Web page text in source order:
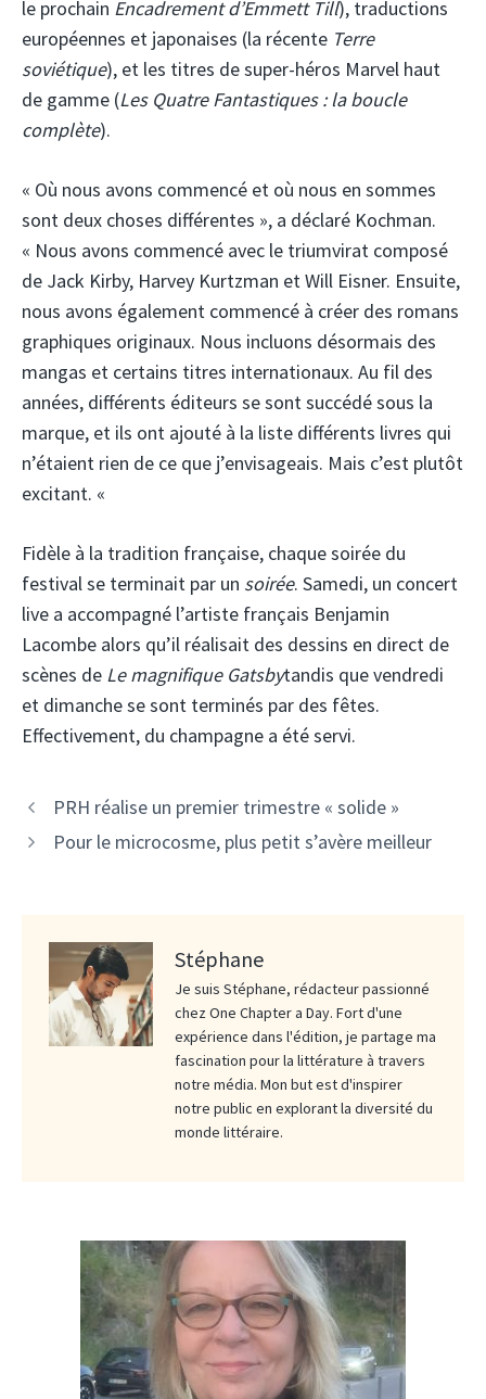
le prochain Encadrement d’Emmett Till), traductions
européennes et japonaises (la récente Terre
soviétique), et les titres de super-héros Marvel haut
de gamme (Les Quatre Fantastiques : la boucle
complète).
« Où nous avons commencé et où nous en sommes
sont deux choses différentes », a déclaré Kochman.
« Nous avons commencé avec le triumvirat composé
de Jack Kirby, Harvey Kurtzman et Will Eisner. Ensuite,
nous avons également commencé à créer des romans
graphiques originaux. Nous incluons désormais des
mangas et certains titres internationaux. Au fil des
années, différents éditeurs se sont succédé sous la
marque, et ils ont ajouté à la liste différents livres qui
n’étaient rien de ce que j’envisageais. Mais c’est plutôt
excitant. «
Fidèle à la tradition française, chaque soirée du
festival se terminait par un soirée. Samedi, un concert
live a accompagné l’artiste français Benjamin
Lacombe alors qu’il réalisait des dessins en direct de
scènes de Le magnifique Gatsbytandis que vendredi
et dimanche se sont terminés par des fêtes.
Effectivement, du champagne a été servi.
PRH réalise un premier trimestre « solide »
Pour le microcosme, plus petit s’avère meilleur
Stéphane
Je suis Stéphane, rédacteur passionné
chez One Chapter a Day. Fort d'une
expérience dans l'édition, je partage ma
fascination pour la littérature à travers
notre média. Mon but est d'inspirer
notre public en explorant la diversité du
monde littéraire.